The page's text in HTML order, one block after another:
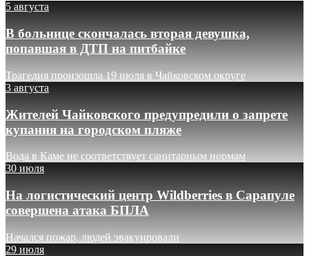
5 августа
В больнице скончалась вторая девушка,
попавшая в ДТП на питбайке
Трагедия произошла 19 июля в Чайковском округе
3 августа
Жителей Чайковского предупредили о запрете
купания на городском пляже
Вода в Каме не соответствует санитарным нормам
30 июля
На логистический центр Wildberries в Сарапуле
совершена атака БПЛА
Начался пожар, людей эвакуировали
29 июля